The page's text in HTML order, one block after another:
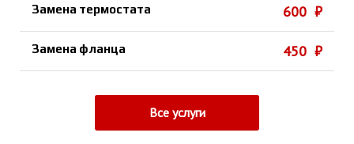
Замена термостата 600 ₽
Замена фланца 450 ₽
Все услуги